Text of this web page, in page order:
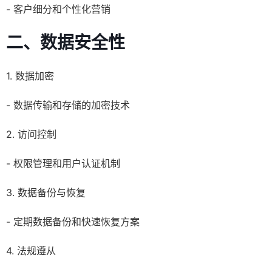
- 客户细分和个性化营销
二、 数据安全性
1. 数据加密
- 数据传输和存储的加密技术
2. 访问控制
- 权限管理和用户认证机制
3. 数据备份与恢复
- 定期数据备份和快速恢复方案
4. 法规遵从